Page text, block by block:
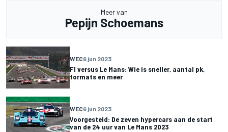
Meer van
Pepijn Schoemans
WEC6 jun 2023
F1 versus Le Mans: Wie is sneller, aantal pk,
formats en meer
WEC6 jun 2023
Voorgesteld: De zeven hypercars aan de start
van de 24 uur van Le Mans 2023